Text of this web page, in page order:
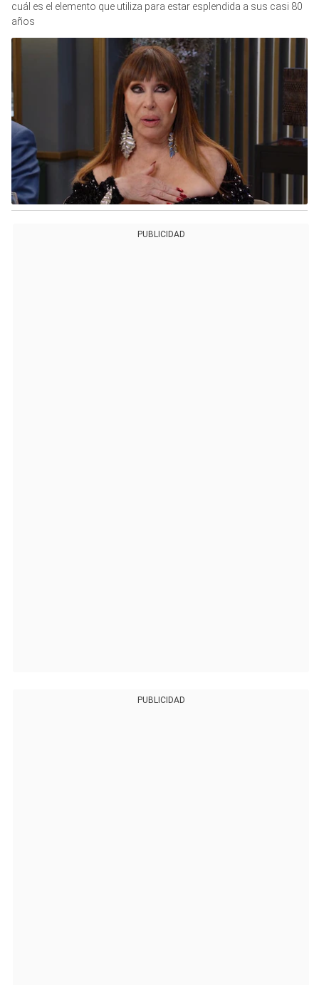
cuál es el elemento que utiliza para estar esplendida a sus casi 80
años
PUBLICIDAD
PUBLICIDAD